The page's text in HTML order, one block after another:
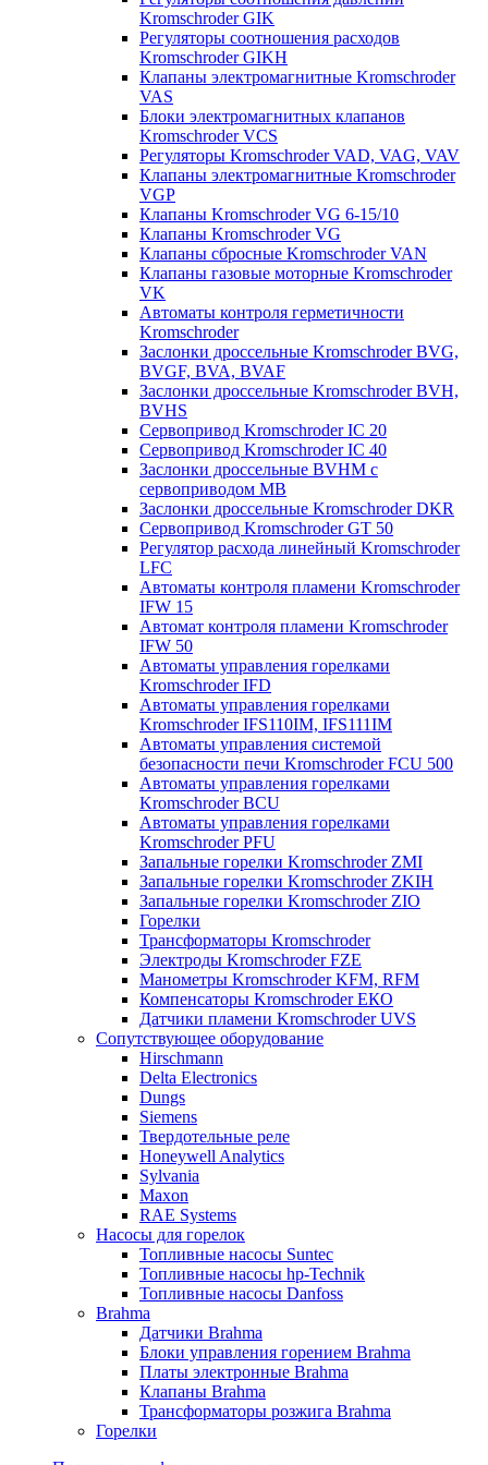
Kromschroder GIK
Регуляторы соотношения расходов
Kromschroder GIKH
Клапаны электромагнитные Kromschroder
VAS
Блоки электромагнитных клапанов
Kromschroder VCS
Регуляторы Kromschroder VAD, VAG, VAV
Клапаны электромагнитные Kromschroder
VGP
Клапаны Kromschroder VG 6-15/10
Клапаны Kromschroder VG
Клапаны сбросные Kromschroder VAN
Клапаны газовые моторные Kromschroder
VK
Автоматы контроля герметичности
Kromschroder
Заслонки дроссельные Kromschroder BVG,
BVGF, BVA, BVAF
Заслонки дроссельные Kromschroder BVH,
BVHS
Сервопривод Kromschroder IC 20
Сервопривод Kromschroder IC 40
Заслонки дроссельные BVHM с
сервоприводом МВ
Заслонки дроссельные Kromschroder DKR
Cервопривод Kromschroder GT 50
Регулятор расхода линейный Kromschroder
LFC
Автоматы контроля пламени Kromschroder
IFW 15
Автомат контроля пламени Kromschroder
IFW 50
Автоматы управления горелками
Kromschroder IFD
Автоматы управления горелками
Kromschroder IFS110IM, IFS111IM
Автоматы управления системой
безопасности печи Kromschroder FCU 500
Автоматы управления горелками
Kromschroder BCU
Автоматы управления горелками
Kromschroder PFU
Запальные горелки Kromschroder ZМI
Запальные горелки Kromschroder ZKIH
Запальные горелки Kromschroder ZIO
Горелки
Трансформаторы Kromschroder
Электроды Kromschroder FZE
Манометры Kromschroder KFM, RFM
Компенсаторы Kromschroder ЕКО
Датчики пламени Kromschroder UVS
Сопутствующее оборудование
Hirschmann
Delta Electronics
Dungs
Siemens
Твердотельные реле
Honeywell Analytics
Sylvania
Maxon
RAE Systems
Насосы для горелок
Топливные насосы Suntec
Топливные насосы hp-Technik
Топливные насосы Danfoss
Brahma
Датчики Brahma
Блоки управления горением Brahma
Платы электронные Brahma
Клапаны Brahma
Трансформаторы розжига Brahma
Горелки